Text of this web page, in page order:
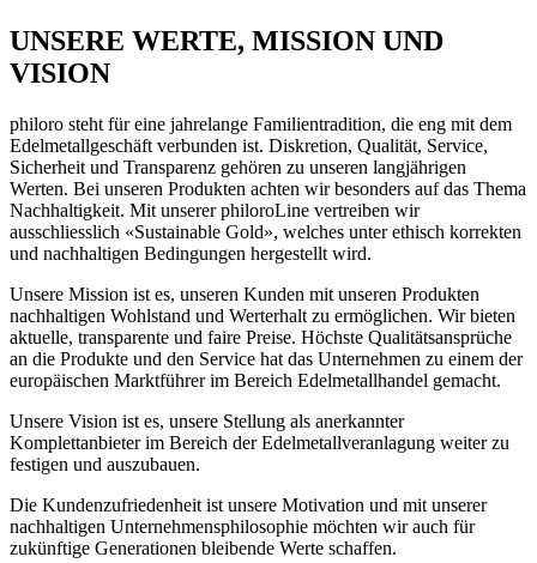
UNSERE WERTE, MISSION UND
VISION
philoro steht für eine jahrelange Familientradition, die eng mit dem
Edelmetallgeschäft verbunden ist. Diskretion, Qualität, Service,
Sicherheit und Transparenz gehören zu unseren langjährigen
Werten. Bei unseren Produkten achten wir besonders auf das Thema
Nachhaltigkeit. Mit unserer philoroLine vertreiben wir
ausschliesslich «Sustainable Gold», welches unter ethisch korrekten
und nachhaltigen Bedingungen hergestellt wird.
Unsere Mission ist es, unseren Kunden mit unseren Produkten
nachhaltigen Wohlstand und Werterhalt zu ermöglichen. Wir bieten
aktuelle, transparente und faire Preise. Höchste Qualitätsansprüche
an die Produkte und den Service hat das Unternehmen zu einem der
europäischen Marktführer im Bereich Edelmetallhandel gemacht.
Unsere Vision ist es, unsere Stellung als anerkannter
Komplettanbieter im Bereich der Edelmetallveranlagung weiter zu
festigen und auszubauen.
Die Kundenzufriedenheit ist unsere Motivation und mit unserer
nachhaltigen Unternehmensphilosophie möchten wir auch für
zukünftige Generationen bleibende Werte schaffen.